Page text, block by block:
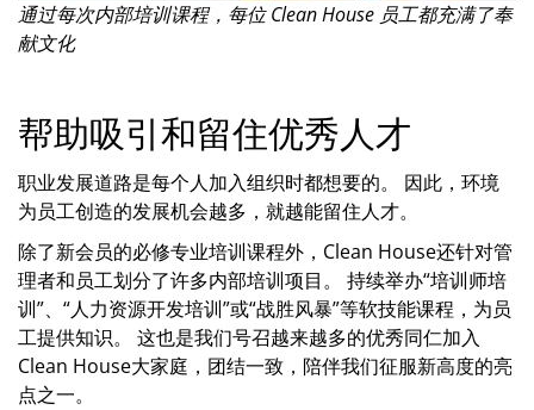
通过每次内部培训课程，每位 Clean House 员工都充满了奉
献文化
帮助吸引和留住优秀人才
职业发展道路是每个人加入组织时都想要的。 因此，环境
为员工创造的发展机会越多，就越能留住人才。
除了新会员的必修专业培训课程外，Clean House还针对管
理者和员工划分了许多内部培训项目。 持续举办“培训师培
训”、“人力资源开发培训”或“战胜风暴”等软技能课程，为员
工提供知识。 这也是我们号召越来越多的优秀同仁加入
Clean House大家庭，团结一致，陪伴我们征服新高度的亮
点之一。